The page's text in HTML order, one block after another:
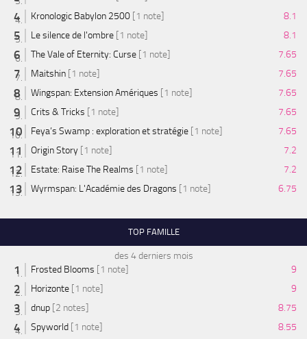
Kronologic Babylon 2500 [1 note]
8.1
Le silence de l'ombre [1 note]
8.1
The Vale of Eternity: Curse [1 note]
7.65
Maitshin [1 note]
7.65
Wingspan: Extension Amériques [1 note]
7.65
Crits & Tricks [1 note]
7.65
Feya’s Swamp : exploration et stratégie [1 note]
7.65
Origin Story [1 note]
7.2
Estate: Raise The Realms [1 note]
7.2
Wyrmspan: L'Académie des Dragons [1 note] 6.75
TOP FAMILLE
des 4 derniers mois
Frosted Blooms [1 note]
9
Horizonte [1 note]
9
dnup [2 notes]
8.75
Spyworld [1 note]
8.55